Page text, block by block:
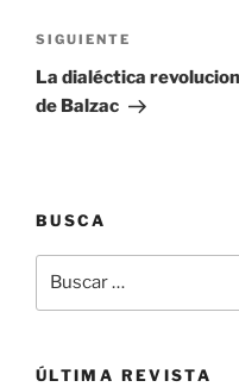
Siguiente
entrada
SIGUIENTE
La dialéctica
de Balzac
BUSCA
por:
ÚLTIMA REVISTA